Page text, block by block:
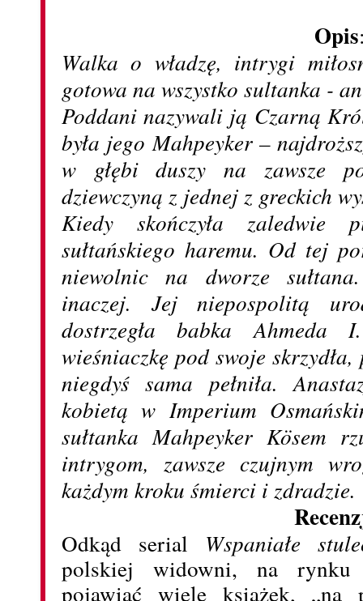
Opis
Walka o władzę, intrygi
gotowa na wszystko sultanka -
Poddani nazywali ją Czarną
była jego Mahpeyker –
w głębi duszy na zawsze
dziewczyną z jednej z greckich
Kiedy skończyła
sułtańskiego haremu. Od tej
niewolnic na dworze
inaczej. Jej niepospolitą
dostrzegła babka Ahmeda
wieśniaczkę pod swoje
niegdyś sama pełniła.
kobietą w Imperium
sułtanka Mahpeyker Kösem
intrygom, zawsze czujnym
każdym kroku śmierci i zdradzie.
Odkąd serial Wspaniałe
polskiej widowni, na rynku
pojawiać wiele książek, „na